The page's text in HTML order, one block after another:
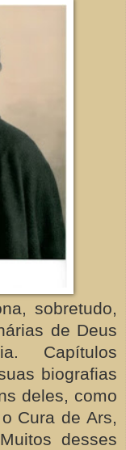
sobretudo,
de Deus
Capítulos
biografias
deles, como
Cura de Ars,
desses